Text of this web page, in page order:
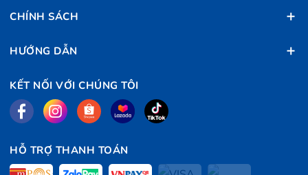
CHÍNH SÁCH
HƯỚNG DẪN
KẾT NỐI VỚI CHÚNG TÔI
HỖ TRỢ THANH TOÁN